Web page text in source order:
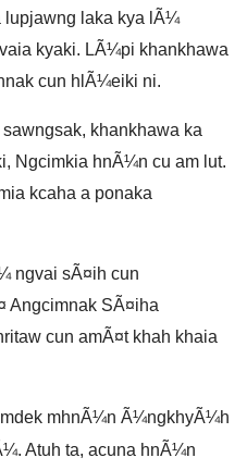
lupjawng laka kya lÃ¼
kyaki. LÃ¼pi khankhawa
cun hlÃ¼eiki ni.
khankhawa ka
Ngcimkia hnÃ¼n cu am lut.
kcaha a ponaka
ngvai sÃ¤ih cun
Angcimnak SÃ¤iha
cun amÃ¤t khah khaia
mhnÃ¼n Ã¼ngkhyÃ¼h
Atuh ta, acuna hnÃ¼n